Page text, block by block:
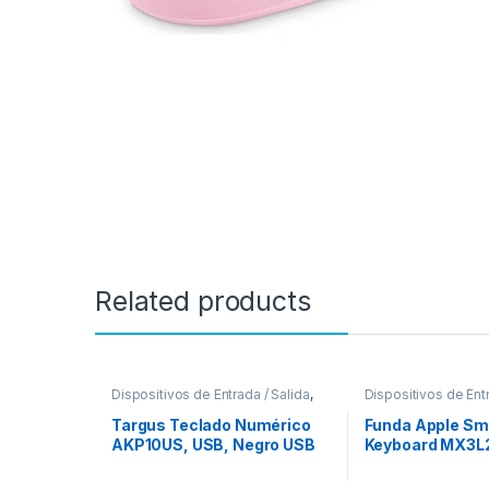
Related products
Dispositivos de Entrada / Salida,
Teclados y Keypads
Targus Teclado Numérico
AKP10US, USB, Negro USB
Dispositivos de
Teclados y Keypads
Funda Apple
Keyboard